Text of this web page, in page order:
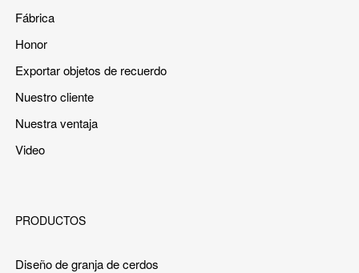
Fábrica
Honor
Exportar objetos de recuerdo
Nuestro cliente
Nuestra ventaja
Video
PRODUCTOS
Diseño de granja de cerdos